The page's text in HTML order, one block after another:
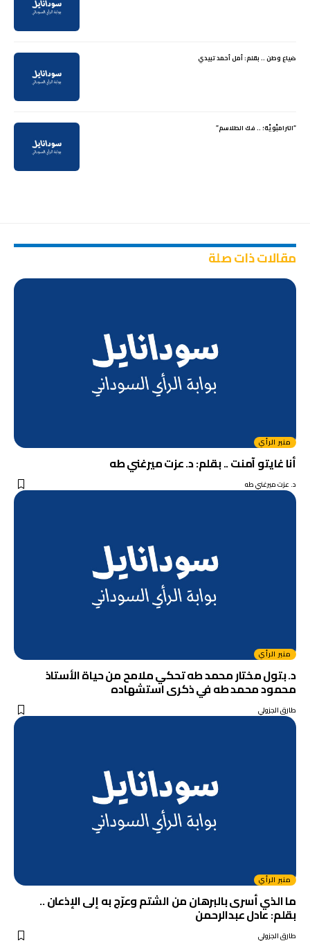
ضياع وطن .. بقلم: أمل أحمد تبيدي
“الترامبَّويَّة؛ .. فك الطلاسم”
مقالات ذات صلة
منبر الرأي
أنا غايتو آمنت .. بقلم: د. عزت ميرغني طه
د. عزت ميرغني طه
منبر الرأي
د. بتول مختار محمد طه تحكي ملامح من حياة الأستاذ
محمود محمد طه في ذكرى استشهاده
طارق الجزولي
منبر الرأي
ما الذي أسرى بالبرهان من الشتم وعرّج به إلى الإذعان ..
بقلم: عادل عبدالرحمن
طارق الجزولي